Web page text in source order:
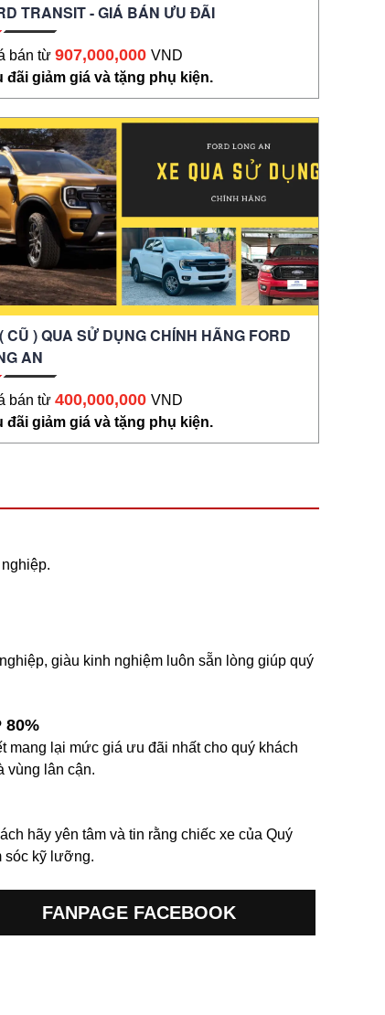
TRANSIT - GIÁ BÁN ƯU ĐÃI
bán từ907,000,000 VND
đãi giảm giá và tặng phụ kiện.
CŨ ) QUA SỬ DỤNG CHÍNH HÃNG FORD
AN
bán từ400,000,000 VND
đãi giảm giá và tặng phụ kiện.
giàu kinh nghiệm luôn sẵn lòng giúp quý
80%
mang lại mức giá ưu đãi nhất cho quý khách
vùng lân cận.
hãy yên tâm và tin rằng chiếc xe của Quý
sóc kỹ lưỡng.
FANPAGE FACEBOOK